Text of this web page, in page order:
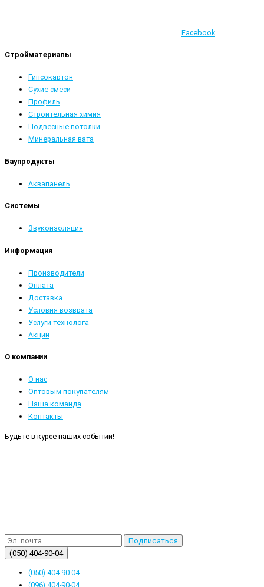
Facebook
Стройматериалы
Гипсокартон
Сухие смеси
Профиль
Строительная химия
Подвесные потолки
Минеральная вата
Баупродукты
Аквапанель
Системы
Звукоизоляция
Информация
Производители
Оплата
Доставка
Условия возврата
Услуги технолога
Акции
О компании
О нас
Оптовым покупателям
Наша команда
Контакты
Будьте в курсе наших событий!
Подписаться
(050) 404-90-04
(050) 404-90-04
(096) 404-90-04